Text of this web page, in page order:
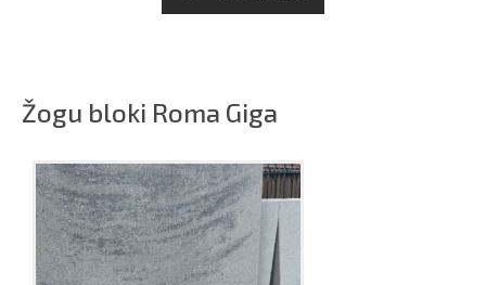
Žogu bloki Roma Giga